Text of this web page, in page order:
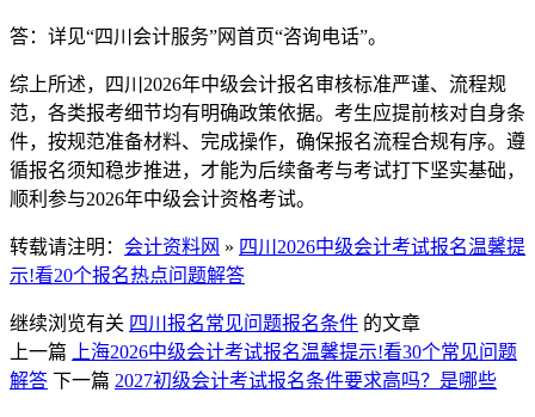
答：详见“四川会计服务”网首页“咨询电话”。
综上所述，四川2026年中级会计报名审核标准严谨、流程规
范，各类报考细节均有明确政策依据。考生应提前核对自身条
件，按规范准备材料、完成操作，确保报名流程合规有序。遵
循报名须知稳步推进，才能为后续备考与考试打下坚实基础，
顺利参与2026年中级会计资格考试。
转载请注明： 会计资料网 » 四川2026中级会计考试报名温馨提
示!看20个报名热点问题解答
继续浏览有关 四川 报名常见问题报名条件 的文章
上一篇
上海2026中级会计考试报名温馨提示!看30个常见问题
解答 下一篇 2027初级会计考试报名条件要求高吗？是哪些